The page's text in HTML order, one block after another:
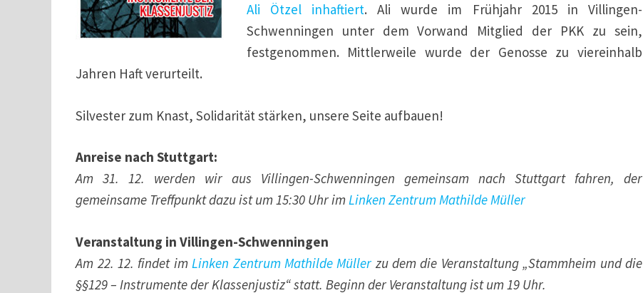
Ali Ötzel inhaftiert. Ali wurde im Frühjahr 2015 in Villingen-
Schwenningen unter dem Vorwand Mitglied der PKK zu sein,
festgenommen. Mittlerweile wurde der Genosse zu viereinhalb
Jahren Haft verurteilt.
Silvester zum Knast, Solidarität stärken, unsere Seite aufbauen!
Anreise nach Stuttgart:
Am 31. 12. werden wir aus Villingen-Schwenningen gemeinsam nach Stuttgart fahren, der
gemeinsame Treffpunkt dazu ist um 15:30 Uhr imLinken Zentrum Mathilde Müller
Veranstaltung in Villingen-Schwenningen
Am 22. 12. findet im Linken Zentrum Mathilde Müller zu dem die Veranstaltung „Stammheim und die
§§129 – Instrumente der Klassenjustiz“ statt. Beginn der Veranstaltung ist um 19 Uhr.